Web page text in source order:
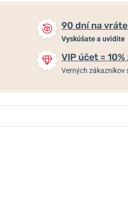
90 dní na
Vyskúšate a uvidíte
VIP účet =
Verných zákazníkov